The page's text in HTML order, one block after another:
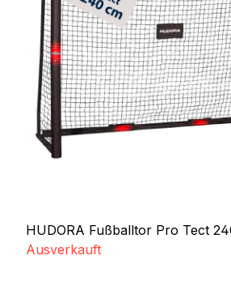
HUDORA Fußballtor Pro Tect
Ausverkauft